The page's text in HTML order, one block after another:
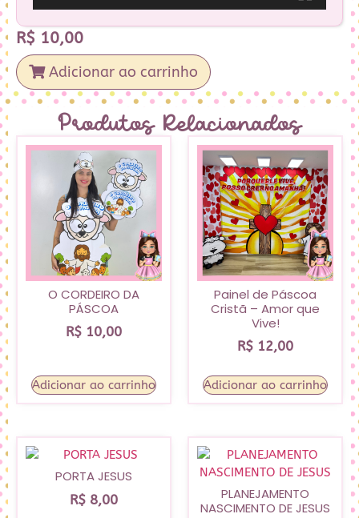
R$ 10,00
Adicionar ao carrinho
Produtos Relacionados
O CORDEIRO DA
PÁSCOA
R$ 10,00
Adicionar ao carrinho
Painel de Páscoa
Cristã – Amor que
Vive!
R$ 12,00
Adicionar ao carrinho
PORTA JESUS
R$ 8,00
PLANEJAMENTO
NASCIMENTO DE JESUS